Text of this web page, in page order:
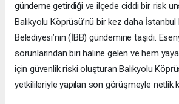
gündeme getirdiği ve ilçede ciddi bir risk
Balıkyolu Köprüsü’nü bir kez daha
Belediyesi’nin (İBB) gündemine taşıdı.
sorunlarından biri haline gelen ve hem
için güvenlik riski oluşturan Balıkyolu
yetkilileriyle yapılan son görüşmeyle netlik